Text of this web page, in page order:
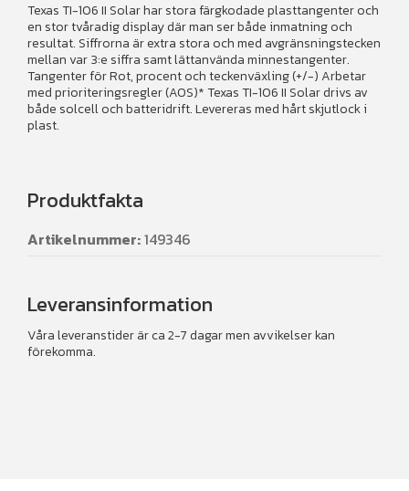
Texas TI-106 II Solar har stora färgkodade plasttangenter och
en stor tvåradig display där man ser både inmatning och
resultat. Siffrorna är extra stora och med avgränsningstecken
mellan var 3:e siffra samt lättanvända minnestangenter.
Tangenter för Rot, procent och teckenväxling (+/-) Arbetar
med prioriteringsregler (AOS)* Texas TI-106 II Solar drivs av
både solcell och batteridrift. Levereras med hårt skjutlock i
plast.
Produktfakta
Artikelnummer:149346
Leveransinformation
Våra leveranstider är ca 2-7 dagar men avvikelser kan
förekomma.